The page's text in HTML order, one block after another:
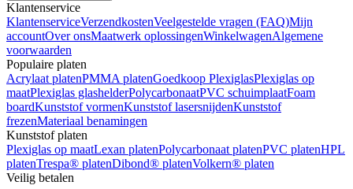
Klantenservice
KlantenserviceVerzendkostenVeelgestelde vragen (FAQ)Mijn
accountOver onsMaatwerk oplossingenWinkelwagenAlgemene
voorwaarden
Populaire platen
Acrylaat platenPMMA platenGoedkoop PlexiglasPlexiglas op
maatPlexiglas glashelderPolycarbonaatPVC schuimplaatFoam
boardKunststof vormenKunststof lasersnijdenKunststof
frezenMateriaal benamingen
Kunststof platen
Plexiglas op maatLexan platenPolycarbonaat platenPVC platenHPL
platenTrespa® platenDibond® platenVolkern® platen
Veilig betalen